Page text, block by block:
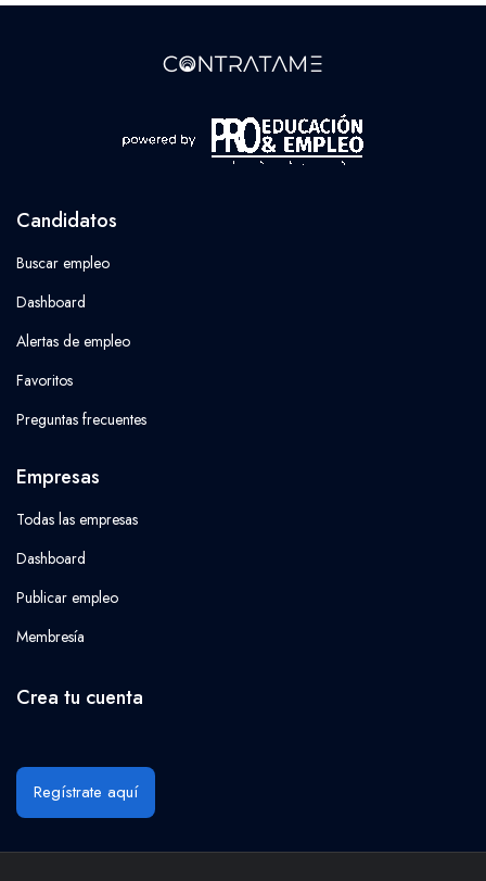
Candidatos
Buscar empleo
Dashboard
Alertas de empleo
Favoritos
Preguntas frecuentes
Empresas
Todas las empresas
Dashboard
Publicar empleo
Membresía
Crea tu cuenta
Regístrate aquí